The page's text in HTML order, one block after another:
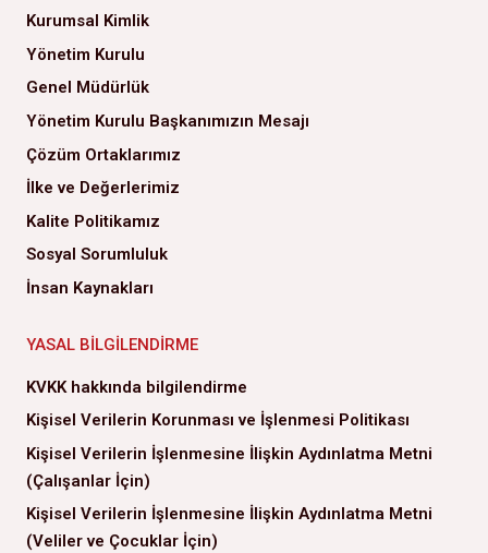
Kurumsal Kimlik
Yönetim Kurulu
Genel Müdürlük
Yönetim Kurulu Başkanımızın Mesajı
Çözüm Ortaklarımız
İlke ve Değerlerimiz
Kalite Politikamız
Sosyal Sorumluluk
İnsan Kaynakları
YASAL BILGILENDIRME
KVKK hakkında bilgilendirme
Kişisel Verilerin Korunması ve İşlenmesi Politikası
Kişisel Verilerin İşlenmesine İlişkin Aydınlatma Metni
(Çalışanlar İçin)
Kişisel Verilerin İşlenmesine İlişkin Aydınlatma Metni
(Veliler ve Çocuklar İçin)